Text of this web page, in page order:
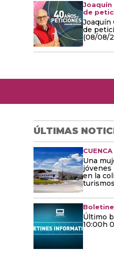
Joaquín
de
Joaquín
de
(08/08/
ÚLTIMAS
CUENCA
Una
jóvenes
en la
turismos
Último
10:00h